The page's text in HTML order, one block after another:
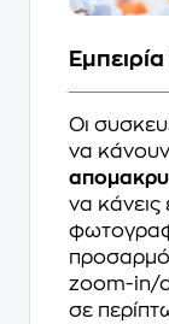
Οι
να
να
zoom-in/
σε